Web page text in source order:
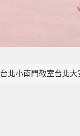
台北小南門教室台北大